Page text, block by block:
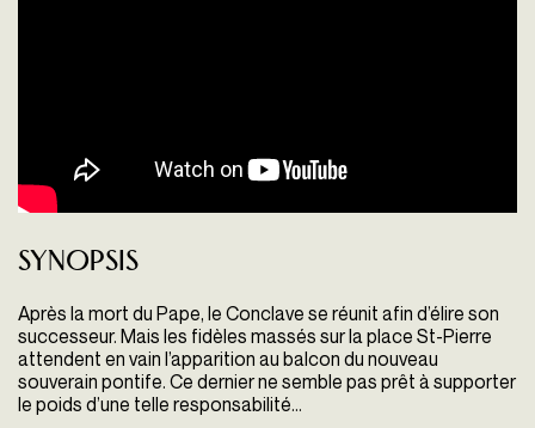
Synopsis
Après la mort du Pape, le Conclave se réunit afin d’élire son
successeur. Mais les fidèles massés sur la place St-Pierre
attendent en vain l’apparition au balcon du nouveau
souverain pontife. Ce dernier ne semble pas prêt à supporter
le poids d’une telle responsabilité...